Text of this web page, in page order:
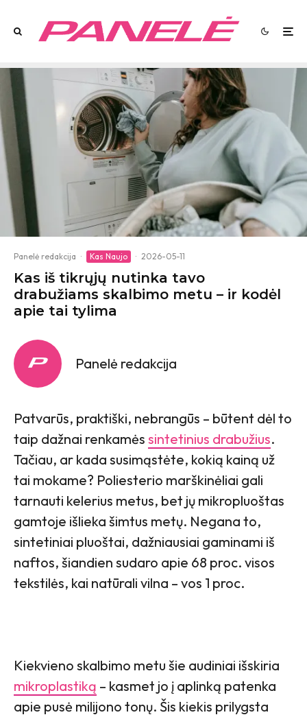
Panelė redakcija · Kas Naujo · 2026-05-11
Kas iš tikrųjų nutinka tavo
drabužiams skalbimo metu – ir kodėl
apie tai tylima
Panelė redakcija
Patvarūs, praktiški, nebrangūs – būtent dėl to
taip dažnai renkamės sintetinius drabužius.
Tačiau, ar kada susimąstėte, kokią kainą už
tai mokame? Poliesterio marškinėliai gali
tarnauti kelerius metus, bet jų mikropluoštas
gamtoje išlieka šimtus metų. Negana to,
sintetiniai pluoštai, dažniausiai gaminami iš
naftos, šiandien sudaro apie 68 proc. visos
tekstilės, kai natūrali vilna – vos 1 proc.
Kiekvieno skalbimo metu šie audiniai išskiria
mikroplastiką – kasmet jo į aplinką patenka
apie pusė milijono tonų. Šis kiekis prilygsta